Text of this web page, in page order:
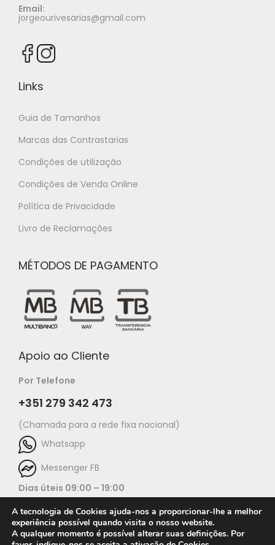
Email:
jorgeourivesarias@gmail.com
Links
Guia de Tamanhos
Marcas das Contrastarias
Condições de utilização
Condições de Venda Online
Política de Privacidade
Livro de Reclamações
MÉTODOS DE PAGAMENTO
Apoio ao Cliente
Por Telefone
+351 279 342 473
(Chamada para a rede fixa nacional)
Whatsapp
Messenger FB
Dias úteis 09:00 – 19:00
A tecnologia de Cookies ajuda-nos a proporcionar-lhe a melhor
experiência possível quando visita o nosso website.
A qualquer momento é possível alterar suas definições. Por